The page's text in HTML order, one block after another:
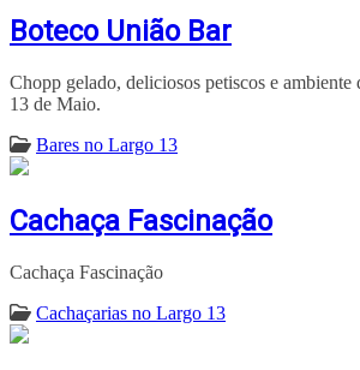
Boteco União Bar
Chopp gelado, deliciosos petiscos e
13 de Maio.
Bares no Largo 13
Cachaça Fascinação
Cachaça Fascinação
Cachaçarias no Largo 13